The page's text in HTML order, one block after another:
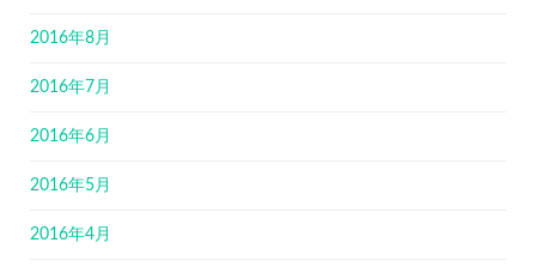
2016年8月
2016年7月
2016年6月
2016年5月
2016年4月